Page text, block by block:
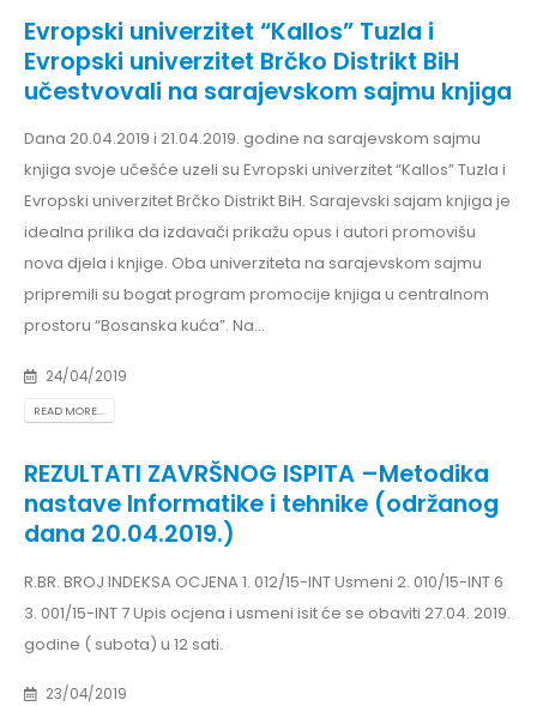
Evropski univerzitet “Kallos” Tuzla i
Evropski univerzitet Brčko Distrikt BiH
učestvovali na sarajevskom sajmu knjiga
Dana 20.04.2019 i 21.04.2019. godine na sarajevskom sajmu
knjiga svoje učešće uzeli su Evropski univerzitet “Kallos” Tuzla i
Evropski univerzitet Brčko Distrikt BiH. Sarajevski sajam knjiga je
idealna prilika da izdavači prikažu opus i autori promovišu
nova djela i knjige. Oba univerziteta na sarajevskom sajmu
pripremili su bogat program promocije knjiga u centralnom
prostoru “Bosanska kuća”. Na...
24/04/2019
READ MORE...
REZULTATI ZAVRŠNOG ISPITA –Metodika
nastave Informatike i tehnike (održanog
dana 20.04.2019.)
R.BR. BROJ INDEKSA OCJENA 1. 012/15-INT Usmeni 2. 010/15-INT 6
3. 001/15-INT 7 Upis ocjena i usmeni isit će se obaviti 27.04. 2019.
godine ( subota) u 12 sati.
23/04/2019